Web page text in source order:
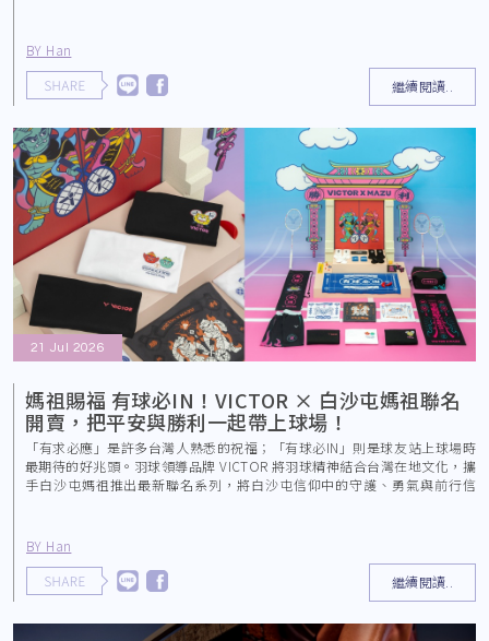
BY Han
繼續閱讀..
21 Jul 2026
BY Han
媽祖賜福 有球必IN！VICTOR × 白沙屯媽祖聯名
開賣，把平安與勝利一起帶上球場！
「有求必應」是許多台灣人熟悉的祝福；「有球必IN」則是球友站上球場時
最期待的好兆頭。羽球領導品牌 VICTOR 將羽球精神結合台灣在地文化，攜
手白沙屯媽祖推出最新聯名系列，將白沙屯信仰中的守護、勇氣與前行信
繼續閱讀..